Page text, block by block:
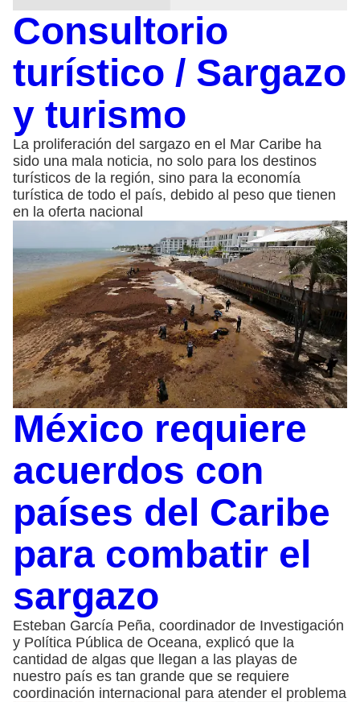
Consultorio
turístico / Sargazo
y turismo
La proliferación del sargazo en el Mar Caribe ha
sido una mala noticia, no solo para los destinos
turísticos de la región, sino para la economía
turística de todo el país, debido al peso que tienen
en la oferta nacional
México requiere
acuerdos con
países del Caribe
para combatir el
sargazo
Esteban García Peña, coordinador de Investigación
y Política Pública de Oceana, explicó que la
cantidad de algas que llegan a las playas de
nuestro país es tan grande que se requiere
coordinación internacional para atender el problema